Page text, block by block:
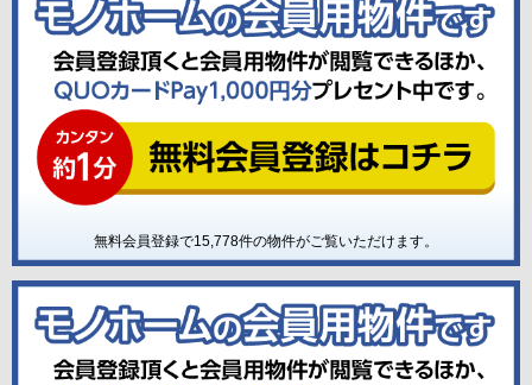
無料会員登録で15,778件の物件がご覧いただけます。